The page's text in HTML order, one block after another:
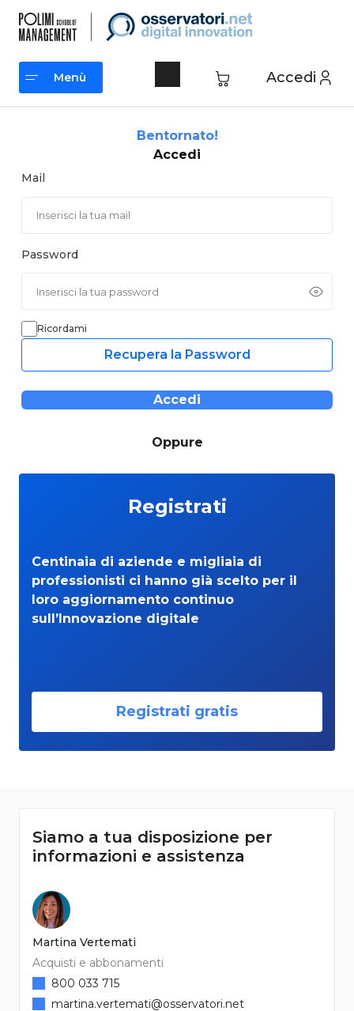
contenuto
Accedi
Menù
Bentornato!
Accedi
Mail
Password
Ricordami
Recupera la Password
Accedi
Oppure
Registrati
Centinaia di aziende e migliaia di
professionisti ci hanno già scelto per il
loro aggiornamento continuo
sull’Innovazione digitale
Registrati gratis
Siamo a tua disposizione per
informazioni e assistenza
Martina Vertemati
Acquisti e abbonamenti
800 033 715
martina.vertemati@osservatori.net